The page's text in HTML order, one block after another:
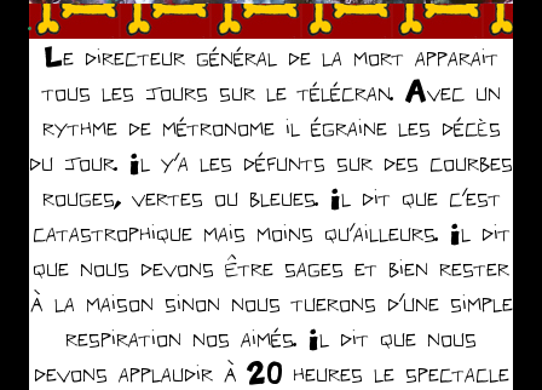
.
Le directeur général de la mort apparait
tous les jours sur le télécran. Avec un
rythme de métronome il égraine les décès
du jour. Il y’a les défunts sur des courbes
rouges, vertes ou bleues. Il dit que c’est
catastrophique mais moins qu’ailleurs. Il dit
que nous devons être sages et bien rester
à la maison sinon nous tuerons d’une simple
respiration nos aimés. Il dit que nous
devons applaudir à 20 heures le spectacle